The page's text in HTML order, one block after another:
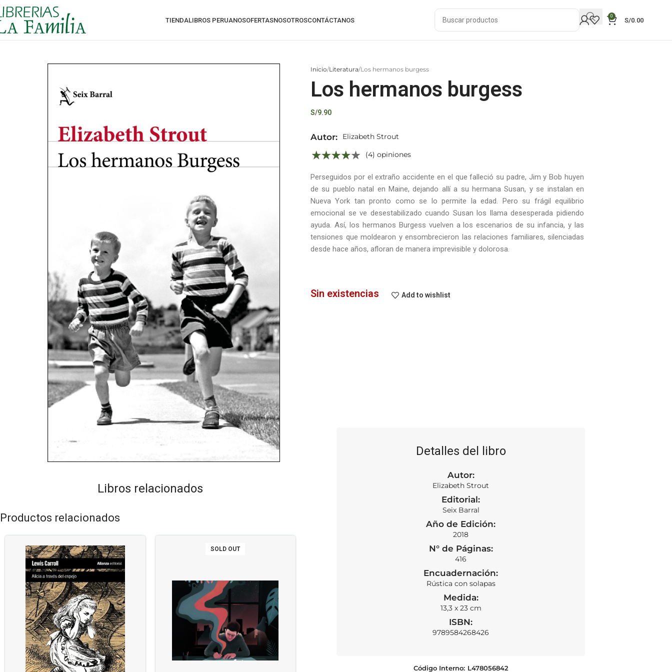
TIENDALIBROS PERUANOSOFERTASNOSOTROSCONTÁCTANOS
0
S/0.00
Inicio Literatura Los hermanos burgess
Los hermanos burgess
S/9.90
Autor:
Elizabeth Strout
(4) opiniones
Perseguidos por el extraño accidente en el que falleció su padre, Jim y Bob huyen
de su pueblo natal en Maine, dejando allí a su hermana Susan, y se instalan en
Nueva York tan pronto como se lo permite la edad. Pero su frágil equilibrio
emocional se ve desestabilizado cuando Susan los llama desesperada pidiendo
ayuda. Así, los hermanos Burgess vuelven a los escenarios de su infancia, y las
tensiones que moldearon y ensombrecieron las relaciones familiares, silenciadas
desde hace años, afloran de manera imprevisible y dolorosa.
Sin existencias Add to wishlist
Libros relacionados
Productos relacionados
SOLD OUT
Detalles del libro
Autor:
Elizabeth Strout
Editorial:
Seix Barral
Año de Edición:
2018
N° de Páginas:
416
Encuadernación:
Rústica con solapas
Medida:
13,3 x 23 cm
ISBN:
9789584268426
Código Interno: L478056842